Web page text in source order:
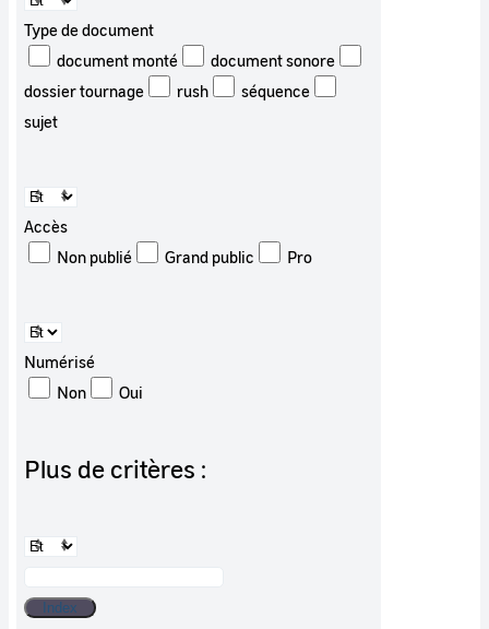
Type de document
document monté
document sonore
dossier tournage
rush
séquence
sujet
Accès
Non publié
Grand public Pro
Numérisé
Non
Oui
Plus de critères :